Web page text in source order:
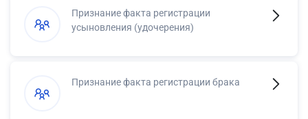
Признание факта регистрации
усыновления (удочерения)
Признание факта регистрации брака